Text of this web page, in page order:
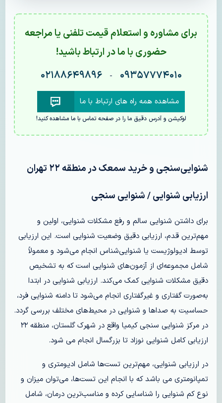
برای مشاوره و استعلام قیمت تلفنی یا مراجعه
حضوری با ما در ارتباط باشید!
۰۹۳۵۷۷۷۴۰۱۰ - ۰۲۱۸۸۶۴۹۸۹۶
مشاهده همه راه های ارتباط با ما
لوکیشن و آدرس دقیق ما را در صفحه تماس با ما مشاهده کنید!
شنوایی‌سنجی و خرید سمعک در منطقه ۲۲ تهران
ارزیابی شنوایی/ شنوایی سنجی
برای داشتن شنوایی سالم و رفع مشکلات شنوایی، اولین و
مهم‌ترین قدم، ارزیابی دقیق وضعیت شنوایی است. این ارزیابی
توسط ادیولوژیست یا شنوایی‌شناس انجام می‌شود و معمولاً
شامل مجموعه‌ای از آزمون‌های شنوایی است که به تشخیص
دقیق مشکلات شنوایی کمک می‌کند. ارزیابی شنوایی در ابتدا
به‌صورت گفتاری و غیرگفتاری انجام می‌شود تا دامنه شنوایی فرد،
حساسیت به صداها و شنوایی در محیط‌های مختلف بررسی گردد.
در مرکز شنوایی سنجی کیمیا واقع در شهرک گلستان، منطقه ۲۲
ارزیابی کامل شنوایی نوزاد تا بزرگسال انجام می شود.
در ارزیابی شنوایی، مهم‌ترین تست‌ها شامل ادیومتری و
تمپانومتری می باشد که با انجام این تست‌ها، می‌توان میزان و
نوع کم شنوایی را شناسایی کرده و مناسب‌ترین درمان، شامل